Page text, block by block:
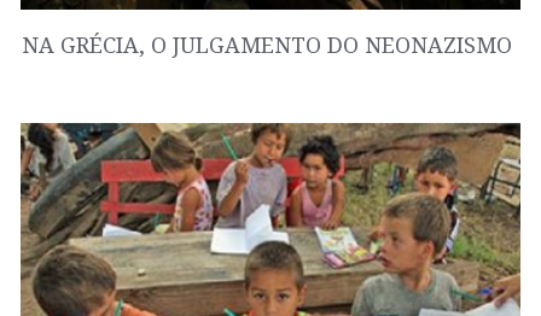
NA GRÉCIA, O JULGAMENTO DO NEONAZISMO